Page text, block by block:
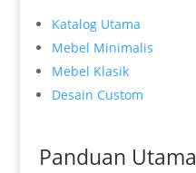
Katalog Utama
Mebel Minimalis
Mebel Klasik
Desain Custom
Panduan Utama